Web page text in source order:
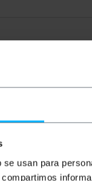
usan para